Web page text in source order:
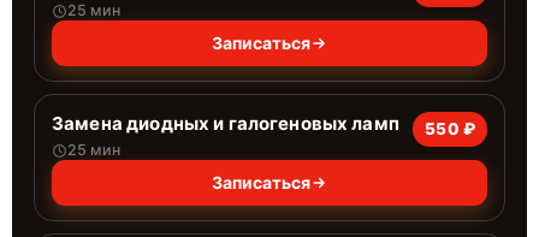
25 мин
Записаться
Замена диодных и галогеновых ламп
25 мин
550 ₽
Записаться